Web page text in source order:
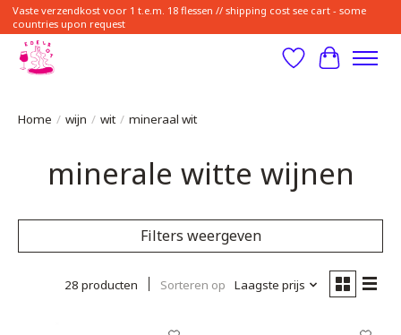
Vaste verzendkost voor 1 t.e.m. 18 flessen // shipping cost see cart - some
countries upon request
Verlanglijst
Home / wijn / wit / mineraal wit
minerale witte wijnen
Filters weergeven
28 producten Sorteren op Laagste prijs